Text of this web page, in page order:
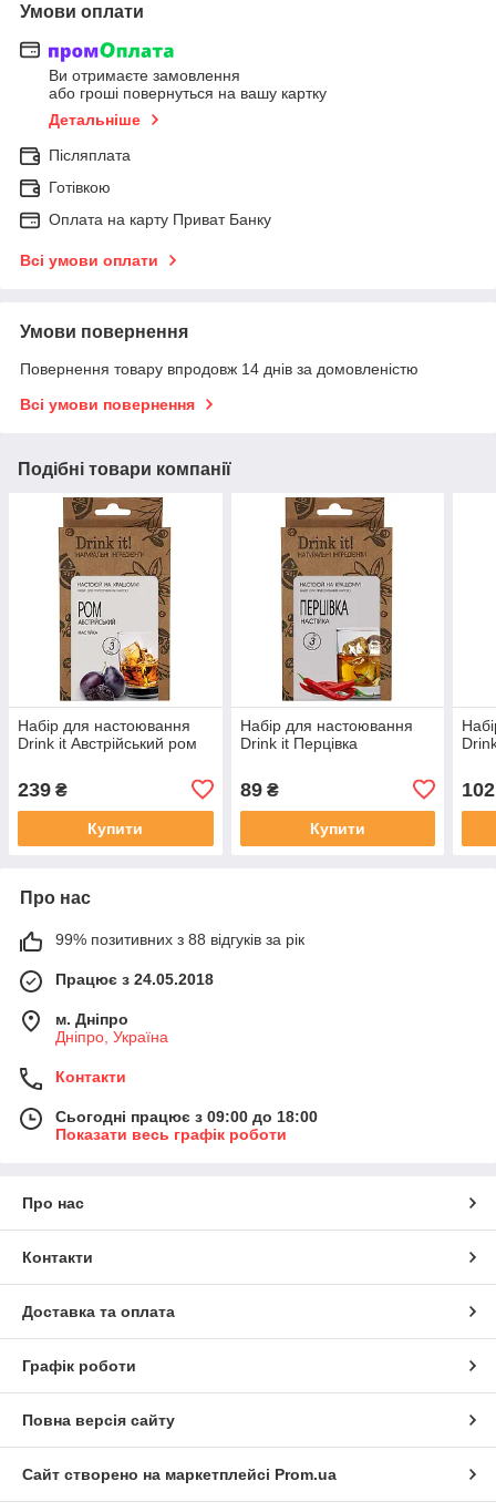
Умови оплати
Ви отримаєте замовлення
або гроші повернуться на вашу картку
Детальніше
Післяплата
Готівкою
Оплата на карту Приват Банку
Всі умови оплати
Умови повернення
Повернення товару впродовж 14 днів за домовленістю
Всі умови повернення
Подібні товари компанії
Набір для настоювання
Drink it Австрійський ром
239 ₴
Купити
Набір для настоювання
Drink it Перцівка
89₴
Купити
102
Про нас
99% позитивних з 88 відгуків за рік
Працює з 24.05.2018
м. Дніпро
Дніпро, Україна
Контакти
Сьогодні працює з 09:00 до 18:00
Показати весь графік роботи
Про нас
Контакти
Доставка та оплата
Графік роботи
Повна версія сайту
Сайт створено на маркетплейсі Prom.ua